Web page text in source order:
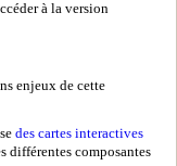
à la version
enjeux de cette
des cartes interactives
différentes composantes